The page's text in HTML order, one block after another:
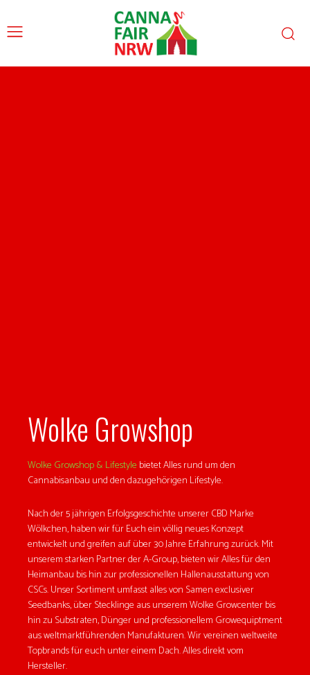
Wolke Growshop
Wolke Growshop & Lifestyle bietet Alles rund um den
Cannabisanbau und den dazugehörigen Lifestyle.
Nach der 5 jährigen Erfolgsgeschichte unserer CBD Marke
Wölkchen, haben wir für Euch ein völlig neues Konzept
entwickelt und greifen auf über 30 Jahre Erfahrung zurück. Mit
unserem starken Partner der A-Group, bieten wir Alles für den
Heimanbau bis hin zur professionellen Hallenausstattung von
CSCs. Unser Sortiment umfasst alles von Samen exclusiver
Seedbanks, über Stecklinge aus unserem Wolke Growcenter bis
hin zu Substraten, Dünger und professionellem Growequiptment
aus weltmarktführenden Manufakturen. Wir vereinen weltweite
Topbrands für euch unter einem Dach. Alles direkt vom
Hersteller.